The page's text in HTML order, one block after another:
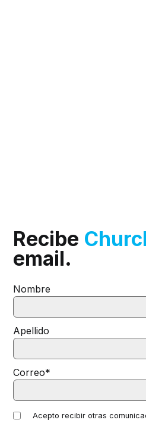
Recibe
email.
Nombre
Apellido
Correo*
Acepto recibir otras